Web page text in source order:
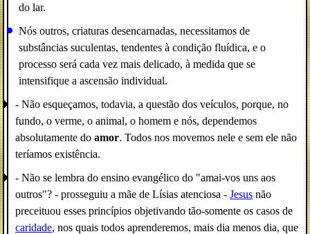
do lar.
Nós outros, criaturas desencarnadas, necessitamos de
substâncias suculentas, tendentes à condição fluídica, e o
processo será cada vez mais delicado, à medida que se
intensifique a ascensão individual.
- Não esqueçamos, todavia, a questão dos veículos, porque, no
fundo, o verme, o animal, o homem e nós, dependemos
absolutamente do amor. Todos nos movemos nele e sem ele não
teríamos existência.
- Não se lembra do ensino evangélico do "amai-vos uns aos
outros"? - prosseguiu a mãe de Lísias atenciosa - Jesus não
preceituou esses princípios objetivando tão-somente os casos de
caridade, nos quais todos aprenderemos, mais dia menos dia, que